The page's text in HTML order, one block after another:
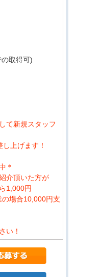
取得可)
て新規スタッフ
上げます！
＊
介頂いた方が
1,000円
場合10,000円支
い！